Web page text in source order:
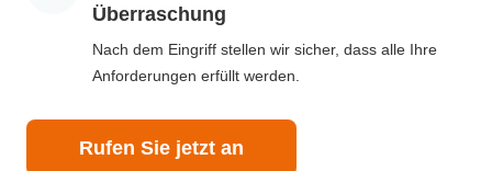
Überraschung
Nach dem Eingriff stellen wir sicher, dass alle Ihre
Anforderungen erfüllt werden.
Rufen Sie jetzt an